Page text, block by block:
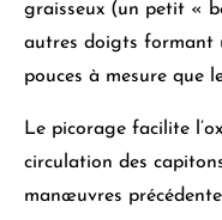
graisseux (un petit «
autres doigts formant
pouces à mesure que
Le picorage facilite
circulation des
manœuvres